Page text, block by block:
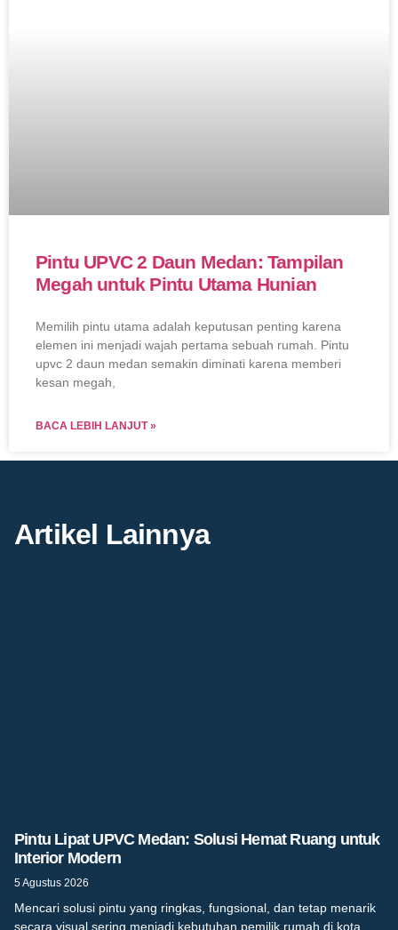
Pintu UPVC 2 Daun Medan: Tampilan
Megah untuk Pintu Utama Hunian
Memilih pintu utama adalah keputusan penting karena
elemen ini menjadi wajah pertama sebuah rumah. Pintu
upvc 2 daun medan semakin diminati karena memberi
kesan megah,
BACA LEBIH LANJUT »
Artikel Lainnya
Pintu Lipat UPVC Medan: Solusi Hemat Ruang untuk
Interior Modern
5 Agustus 2026
Mencari solusi pintu yang ringkas, fungsional, dan tetap menarik
secara visual sering menjadi kebutuhan pemilik rumah di kota